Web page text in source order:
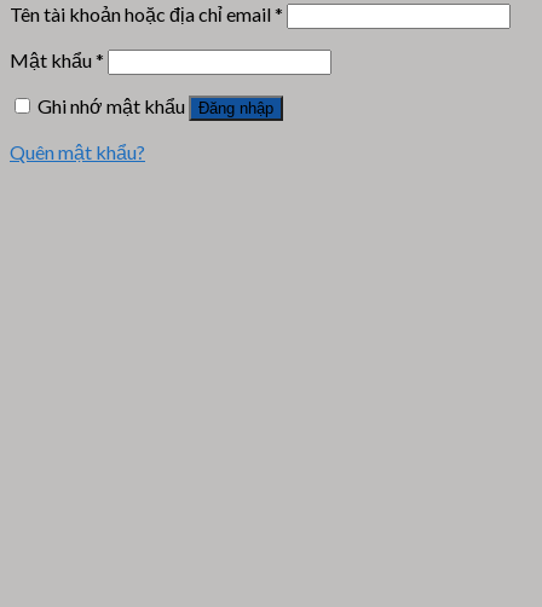
Tên tài khoản hoặc địa chỉ email*
Mật khẩu*
Ghi nhớ mật khẩu
Đăng nhập
Quên mật khẩu?